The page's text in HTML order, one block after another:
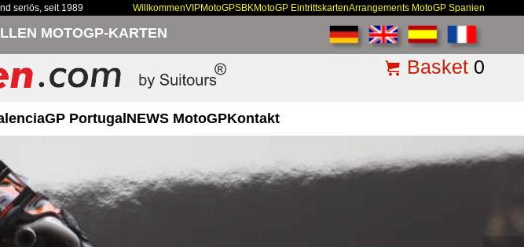
seriös, seit 1989 WillkommenVIPMotoGPSBKMotoGP EintrittskartenArrangements MotoGP Spanien
MOTOGP-KARTEN
Basket 0
GP Portugal NEWS MotoGPKontakt